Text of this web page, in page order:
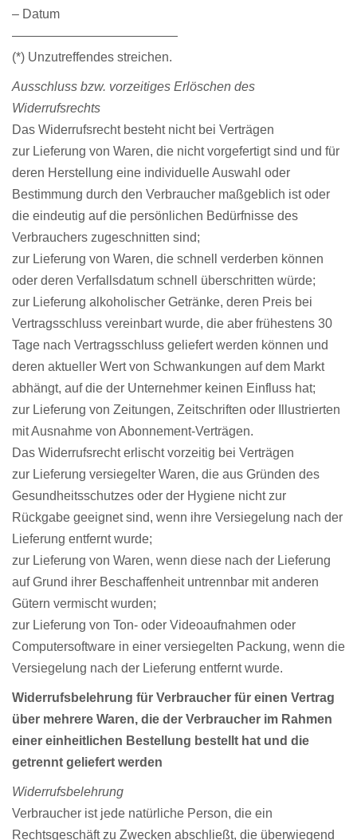
– Datum
—————————————
(*) Unzutreffendes streichen.
Ausschluss bzw. vorzeitiges Erlöschen des
Widerrufsrechts
Das Widerrufsrecht besteht nicht bei Verträgen
zur Lieferung von Waren, die nicht vorgefertigt sind und für
deren Herstellung eine individuelle Auswahl oder
Bestimmung durch den Verbraucher maßgeblich ist oder
die eindeutig auf die persönlichen Bedürfnisse des
Verbrauchers zugeschnitten sind;
zur Lieferung von Waren, die schnell verderben können
oder deren Verfallsdatum schnell überschritten würde;
zur Lieferung alkoholischer Getränke, deren Preis bei
Vertragsschluss vereinbart wurde, die aber frühestens 30
Tage nach Vertragsschluss geliefert werden können und
deren aktueller Wert von Schwankungen auf dem Markt
abhängt, auf die der Unternehmer keinen Einfluss hat;
zur Lieferung von Zeitungen, Zeitschriften oder Illustrierten
mit Ausnahme von Abonnement-Verträgen.
Das Widerrufsrecht erlischt vorzeitig bei Verträgen
zur Lieferung versiegelter Waren, die aus Gründen des
Gesundheitsschutzes oder der Hygiene nicht zur
Rückgabe geeignet sind, wenn ihre Versiegelung nach der
Lieferung entfernt wurde;
zur Lieferung von Waren, wenn diese nach der Lieferung
auf Grund ihrer Beschaffenheit untrennbar mit anderen
Gütern vermischt wurden;
zur Lieferung von Ton- oder Videoaufnahmen oder
Computersoftware in einer versiegelten Packung, wenn die
Versiegelung nach der Lieferung entfernt wurde.
Widerrufsbelehrung für Verbraucher für einen Vertrag
über mehrere Waren, die der Verbraucher im Rahmen
einer einheitlichen Bestellung bestellt hat und die
getrennt geliefert werden
Widerrufsbelehrung
Verbraucher ist jede natürliche Person, die ein
Rechtsgeschäft zu Zwecken abschließt, die überwiegend